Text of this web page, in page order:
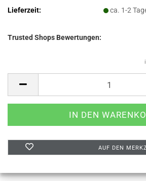
Lieferzeit:
ca. 1-2
Trusted Shops Bewertungen:
AUF DEN